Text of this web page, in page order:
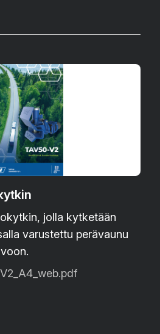
jolla kytketään
varustettu perävaunu